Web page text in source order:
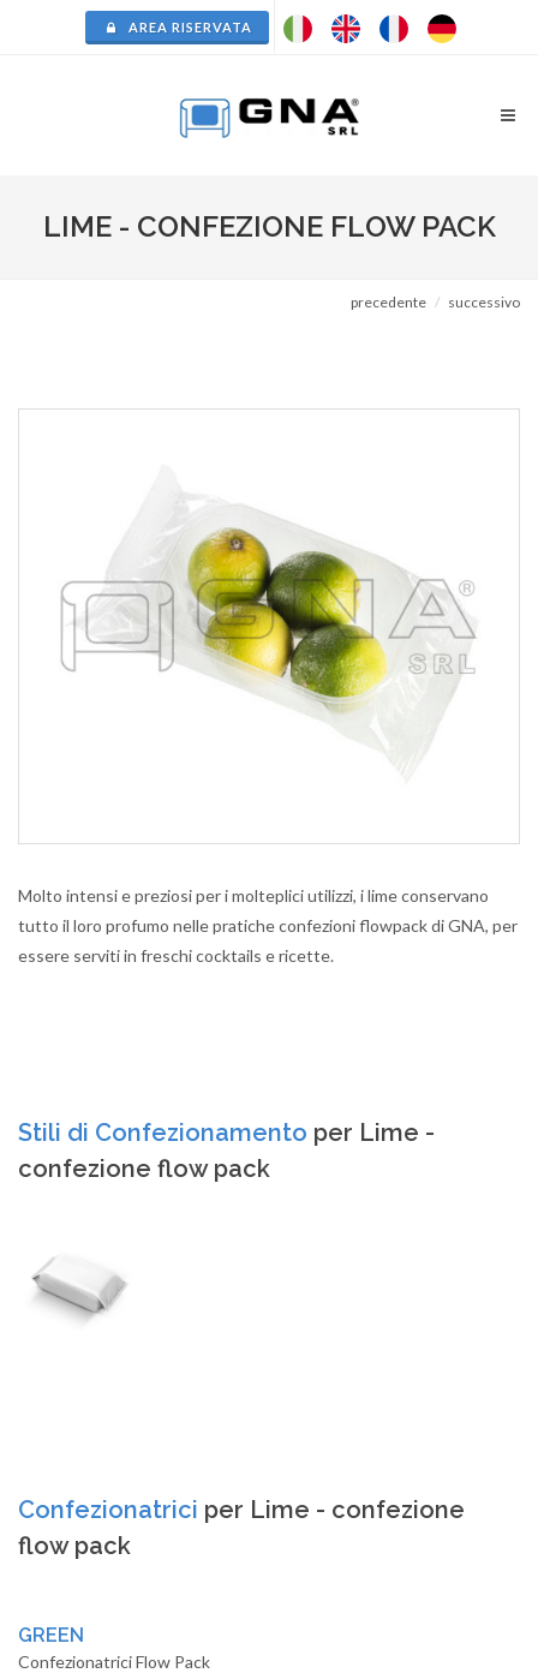
AREA RISERVATA
LIME - CONFEZIONE FLOW PACK
precedente successivo
Molto intensi e preziosi per i molteplici utilizzi, i lime conservano
tutto il loro profumo nelle pratiche confezioni flowpack di GNA, per
essere serviti in freschi cocktails e ricette.
Stili di Confezionamento per Lime -
confezione flow pack
Confezionatrici per Lime - confezione
flow pack
GREEN
Confezionatrici Flow Pack